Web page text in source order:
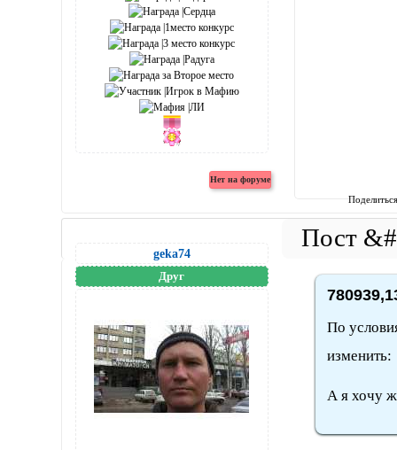
geka74
Друг
По
изменить:
А я хочу